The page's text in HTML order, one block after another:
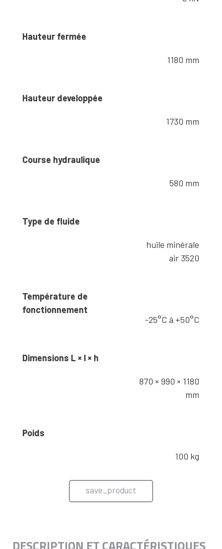
Hauteur fermée
1180 mm
Hauteur developpée
1730 mm
Course hydraulique
580 mm
Type de fluide
huile minérale
air 3520
Température de
fonctionnement
-25°C à +50°C
Dimensions L × l × h
870 × 990 × 1180
mm
Poids
100 kg
save_product